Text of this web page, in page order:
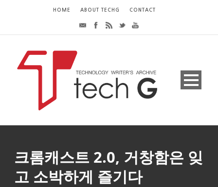
HOME ABOUT TECHG CONTACT
크롬캐스트 2.0, 거창함은 잊
고 소박하게 즐기다